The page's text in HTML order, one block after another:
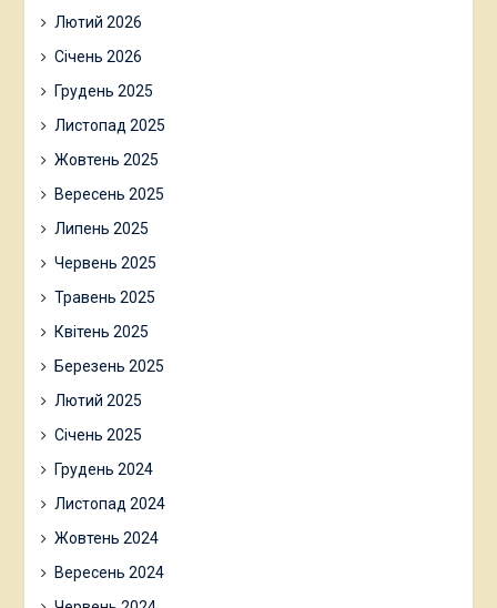
Лютий 2026
Січень 2026
Грудень 2025
Листопад 2025
Жовтень 2025
Вересень 2025
Липень 2025
Червень 2025
Травень 2025
Квітень 2025
Березень 2025
Лютий 2025
Січень 2025
Грудень 2024
Листопад 2024
Жовтень 2024
Вересень 2024